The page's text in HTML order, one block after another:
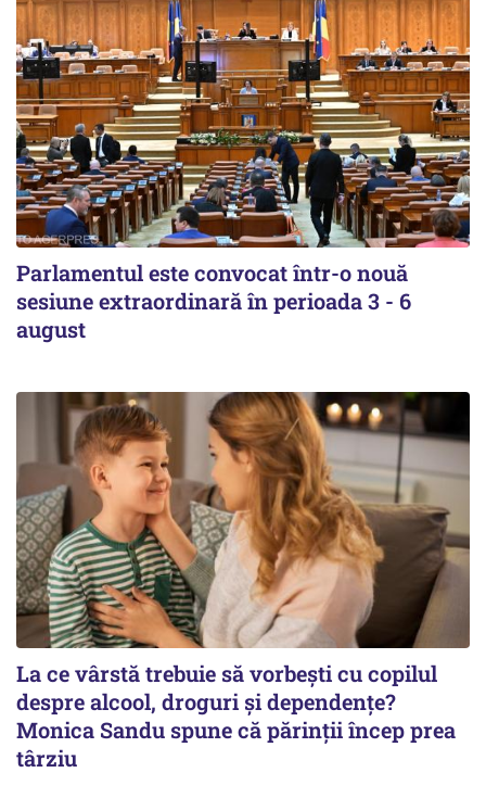
Parlamentul este convocat într-o nouă
sesiune extraordinară în perioada 3 - 6
august
La ce vârstă trebuie să vorbești cu copilul
despre alcool, droguri și dependențe?
Monica Sandu spune că părinții încep prea
târziu